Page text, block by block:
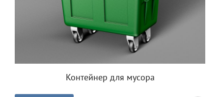
Контейнер для мусора